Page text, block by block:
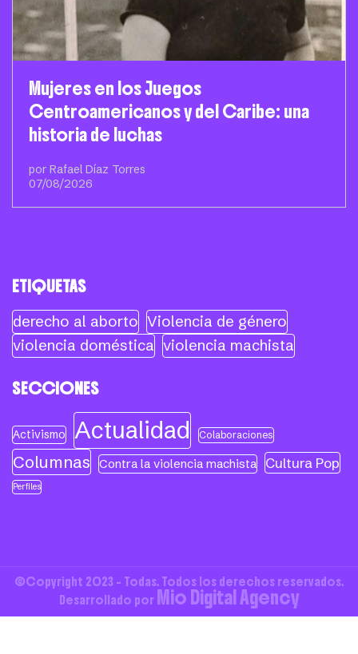
Mujeres en los Juegos
Centroamericanos y del Caribe: una
historia de luchas
por Rafael Díaz Torres
07/08/2026
ETIQUETAS
derecho al aborto Violencia de género
violencia doméstica violencia machista
SECCIONES
Activismo Actualidad Colaboraciones
Columnas Contra la violencia machista Cultura Pop
Perfiles
©Copyright 2023 - Todas. Todos los derechos reservados.
Desarrollado por Mio Digital Agency